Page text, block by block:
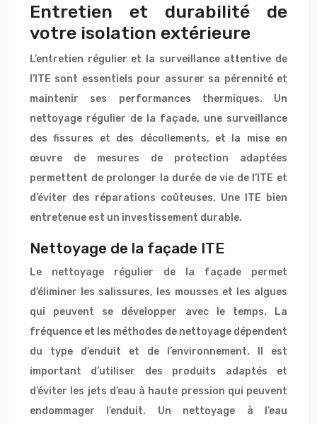
Entretien et durabilité de
votre isolation extérieure
L’entretien régulier et la surveillance attentive de
l’ITE sont essentiels pour assurer sa pérennité et
maintenir ses performances thermiques. Un
nettoyage régulier de la façade, une surveillance
des fissures et des décollements, et la mise en
œuvre de mesures de protection adaptées
permettent de prolonger la durée de vie de l’ITE et
d’éviter des réparations coûteuses. Une ITE bien
entretenue est un investissement durable.
Nettoyage de la façade ITE
Le nettoyage régulier de la façade permet
d’éliminer les salissures, les mousses et les algues
qui peuvent se développer avec le temps. La
fréquence et les méthodes de nettoyage dépendent
du type d’enduit et de l’environnement. Il est
important d’utiliser des produits adaptés et
d’éviter les jets d’eau à haute pression qui peuvent
endommager l’enduit. Un nettoyage à l’eau